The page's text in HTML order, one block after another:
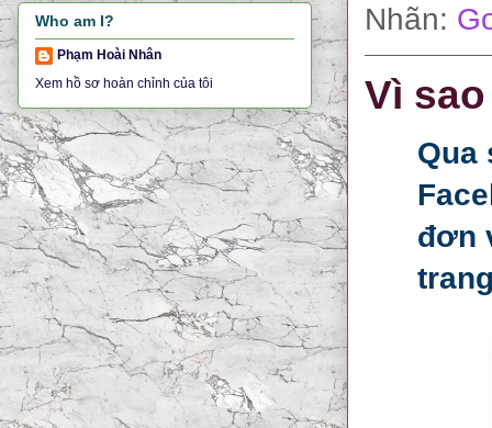
Nhãn:
Vì
Qua
đơn
Who am I?
Phạm Hoài Nhân
Xem hồ sơ hoàn chỉnh của tôi